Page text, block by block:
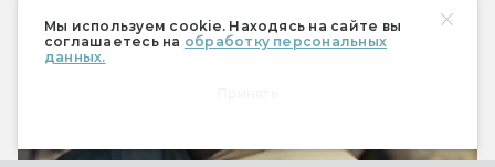
Мы используем cookie. Находясь на сайте вы
соглашаетесь на обработку персональных
данных.